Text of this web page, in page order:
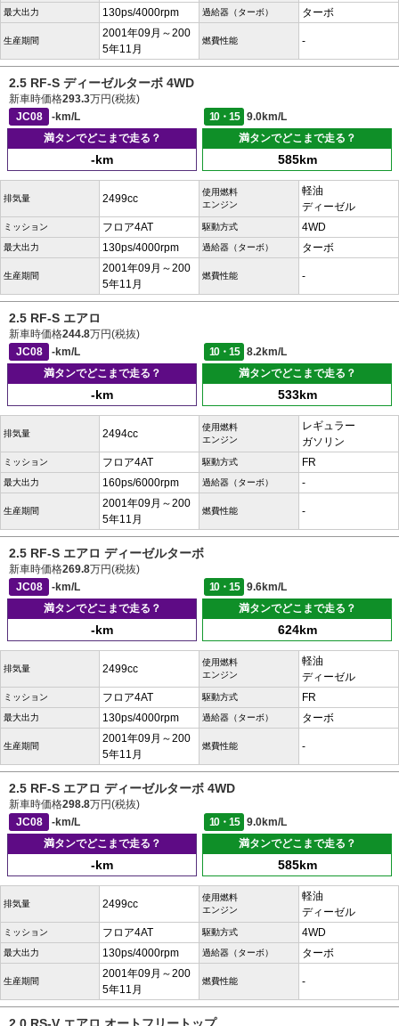
最大出力 130ps/4000rpm 過給器（ターボ） ターボ
生産期間
2001年09月～200
5年11月
燃費性能 -
2.5 RF-S ディーゼルターボ 4WD
新車時価格293.3万円(税抜)
JC08
-km/L 10・15
9.0km/L
満タンでどこまで走る？
-km
満タンでどこまで走る？
585km
排気量 2499cc
使用燃料
エンジン
軽油
ディーゼル
ミッション フロア4AT 駆動方式 4WD
最大出力 130ps/4000rpm 過給器（ターボ） ターボ
生産期間
2001年09月～200
5年11月
燃費性能 -
2.5 RF-S エアロ
新車時価格244.8万円(税抜)
JC08
-km/L 10・15
8.2km/L
満タンでどこまで走る？
-km
満タンでどこまで走る？
533km
排気量 2494cc
使用燃料
エンジン
レギュラー
ガソリン
ミッション フロア4AT 駆動方式 FR
最大出力 160ps/6000rpm 過給器（ターボ） -
生産期間
2001年09月～200
5年11月
燃費性能 -
2.5 RF-S エアロ ディーゼルターボ
新車時価格269.8万円(税抜)
JC08
-km/L 10・15
9.6km/L
満タンでどこまで走る？
-km
満タンでどこまで走る？
624km
排気量 2499cc
使用燃料
エンジン
軽油
ディーゼル
ミッション フロア4AT 駆動方式 FR
最大出力 130ps/4000rpm 過給器（ターボ） ターボ
生産期間
2001年09月～200
5年11月
燃費性能 -
2.5 RF-S エアロ ディーゼルターボ 4WD
新車時価格298.8万円(税抜)
JC08
-km/L 10・15
9.0km/L
満タンでどこまで走る？
-km
満タンでどこまで走る？
585km
排気量 2499cc
使用燃料
エンジン
軽油
ディーゼル
ミッション フロア4AT 駆動方式 4WD
最大出力 130ps/4000rpm 過給器（ターボ） ターボ
生産期間
2001年09月～200
5年11月
燃費性能 -